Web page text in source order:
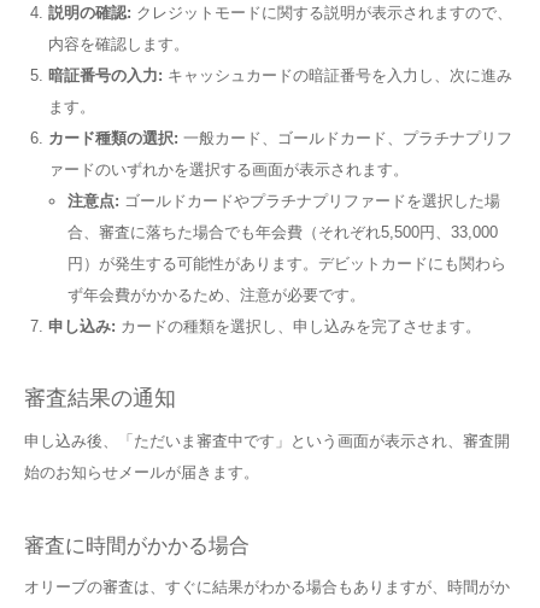
説明の確認: クレジットモードに関する説明が表示されますので、
内容を確認します。
暗証番号の入力: キャッシュカードの暗証番号を入力し、次に進み
ます。
カード種類の選択: 一般カード、ゴールドカード、プラチナプリフ
ァードのいずれかを選択する画面が表示されます。
注意点: ゴールドカードやプラチナプリファードを選択した場
合、審査に落ちた場合でも年会費（それぞれ5,500円、33,000
円）が発生する可能性があります。デビットカードにも関わら
ず年会費がかかるため、注意が必要です。
申し込み: カードの種類を選択し、申し込みを完了させます。
審査結果の通知
申し込み後、「ただいま審査中です」という画面が表示され、審査開
始のお知らせメールが届きます。
審査に時間がかかる場合
オリーブの審査は、すぐに結果がわかる場合もありますが、時間がか